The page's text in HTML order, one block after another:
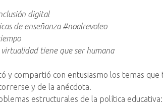
digital
de enseñanza #noalrevoleo
virtualidad tiene que ser humana
y compartió con entusiasmo los temas que
y de la anécdota.
estructurales de la política educativa: